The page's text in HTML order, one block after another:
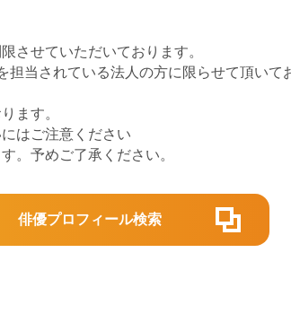
させていただいております。
当されている法人の方に限らせて頂いて
ます。
はご注意ください
。予めご了承ください。
俳優プロフィール検索